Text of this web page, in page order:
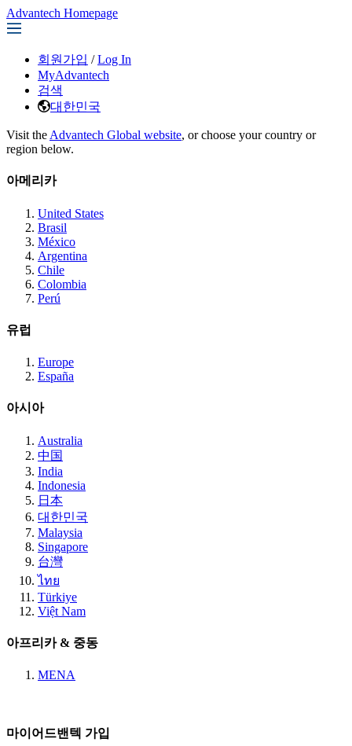
Advantech Homepage
회원가입 / Log In
MyAdvantech
검색
대한민국
Visit the Advantech Global website, or choose your country or
region below.
아메리카
United States
Brasil
México
Argentina
Chile
Colombia
Perú
유럽
Europe
España
아시아
Australia
中国
India
Indonesia
日本
대한민국
Malaysia
Singapore
台灣
ไทย
Türkiye
Việt Nam
아프리카 & 중동
MENA
마이어드밴텍 가입